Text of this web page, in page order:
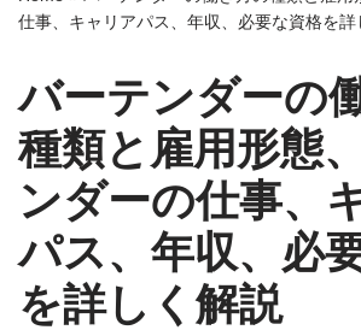
ッ
プ
仕事、キャリアパス、年収、必要な資格を詳
バーテンダーの
種類と雇用形態
ンダーの仕事、
パス、年収、必
を詳しく解説